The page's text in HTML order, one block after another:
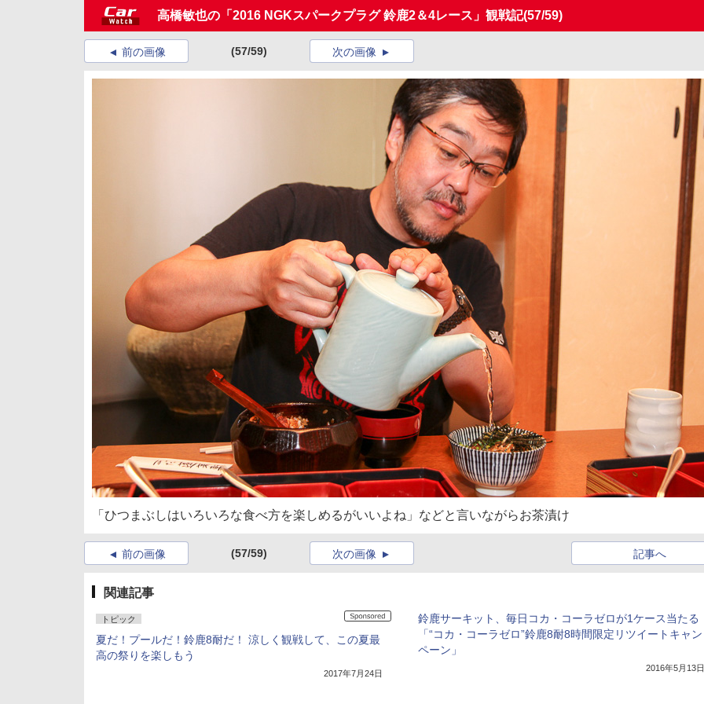
高橋敏也の「2016 NGKスパークプラグ 鈴鹿2＆4レース」観戦記(57/59)
前の画像 (57/59) 次の画像
「ひつまぶしはいろいろな食べ方を楽しめるがいいよね」などと言いながらお茶漬け
前の画像 (57/59) 記事へ
次の画像
関連記事
トピック
夏だ！プールだ！鈴鹿8耐だ！ 涼しく観戦して、この夏最
高の祭りを楽しもう
2017年7月24日
鈴鹿サーキット、毎日コカ・コーラゼロが1ケース当たる
「“コカ・コーラゼロ”鈴鹿8耐8時間限定リツイートキャン
ペーン」
2016年5月13日